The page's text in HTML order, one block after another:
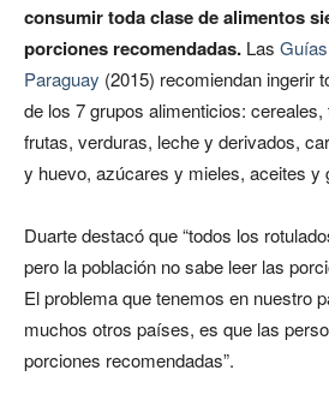
consumir toda clase de alimentos
porciones recomendadas. Las
Paraguay (2015) recomiendan ingerir
de los 7 grupos alimenticios:
frutas, verduras, leche y derivados,
y huevo, azúcares y mieles, aceites y
Duarte destacó que “todos los
pero la población no sabe leer las
El problema que tenemos en nuestro
muchos otros países, es que las
porciones recomendadas”.